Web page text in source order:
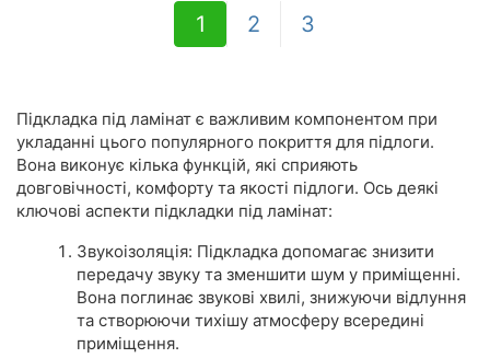
1 2 3
Підкладка під ламінат є важливим компонентом при
укладанні цього популярного покриття для підлоги.
Вона виконує кілька функцій, які сприяють
довговічності, комфорту та якості підлоги. Ось деякі
ключові аспекти підкладки під ламінат:
Звукоізоляція: Підкладка допомагає знизити
передачу звуку та зменшити шум у приміщенні.
Вона поглинає звукові хвилі, знижуючи відлуння
та створюючи тихішу атмосферу всередині
приміщення.